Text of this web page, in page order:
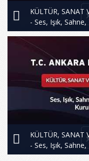
KÜLTÜR, SANAT
- Ses, Işık,
Kurulması Hizmet
KÜLTÜR, SANAT
- Ses, Işık,
Kurulması Hizmet